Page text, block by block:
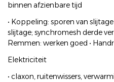
binnen afzienbare tijd
• Koppeling: sporen van
slijtage; synchromesh derde
Remmen: werken goed •
Elektriciteit
• claxon, ruitenwissers,